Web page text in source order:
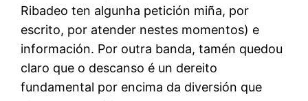
Ribadeo ten algunha petición miña, por
escrito, por atender nestes momentos) e
información. Por outra banda, tamén quedou
claro que o descanso é un dereito
fundamental por encima da diversión que